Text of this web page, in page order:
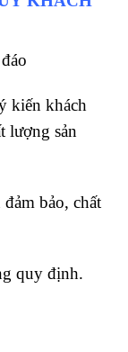
kiến khách
lượng sản
bảo, chất
quy định.